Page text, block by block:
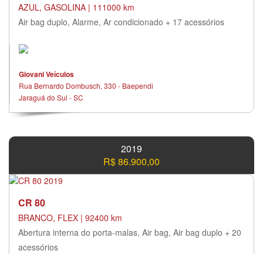
AZUL, GASOLINA | 111000 km
Air bag duplo, Alarme, Ar condicionado + 17 acessórios
Giovani Veículos
Rua Bernardo Dombusch, 330 - Baependi
Jaraguá do Sul - SC
2019
R$ 86.900,00
CR 80
BRANCO, FLEX | 92400 km
Abertura interna do porta-malas, Air bag, Air bag duplo + 20
acessórios